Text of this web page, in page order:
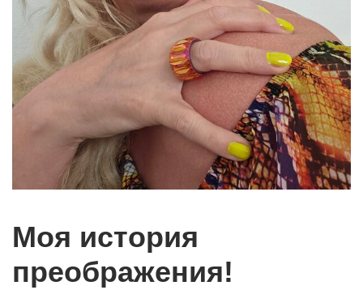
Моя история
преображения!